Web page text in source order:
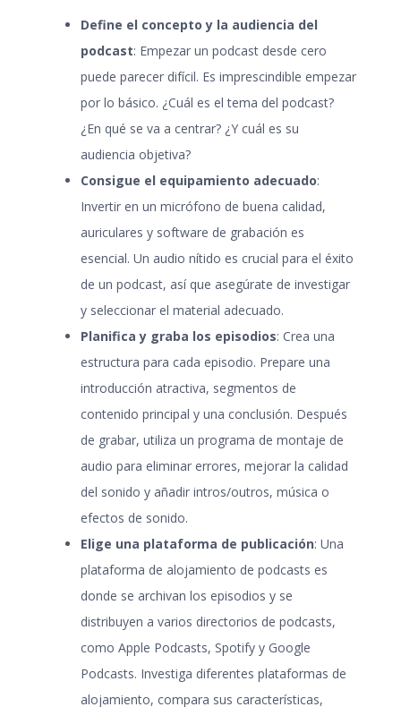
Define el concepto y la audiencia del
podcast: Empezar un podcast desde cero
puede parecer difícil. Es imprescindible empezar
por lo básico. ¿Cuál es el tema del podcast?
¿En qué se va a centrar? ¿Y cuál es su
audiencia objetiva?
Consigue el equipamiento adecuado:
Invertir en un micrófono de buena calidad,
auriculares y software de grabación es
esencial. Un audio nítido es crucial para el éxito
de un podcast, así que asegúrate de investigar
y seleccionar el material adecuado.
Planifica y graba los episodios: Crea una
estructura para cada episodio. Prepare una
introducción atractiva, segmentos de
contenido principal y una conclusión. Después
de grabar, utiliza un programa de montaje de
audio para eliminar errores, mejorar la calidad
del sonido y añadir intros/outros, música o
efectos de sonido.
Elige una plataforma de publicación: Una
plataforma de alojamiento de podcasts es
donde se archivan los episodios y se
distribuyen a varios directorios de podcasts,
como Apple Podcasts, Spotify y Google
Podcasts. Investiga diferentes plataformas de
alojamiento, compara sus características,